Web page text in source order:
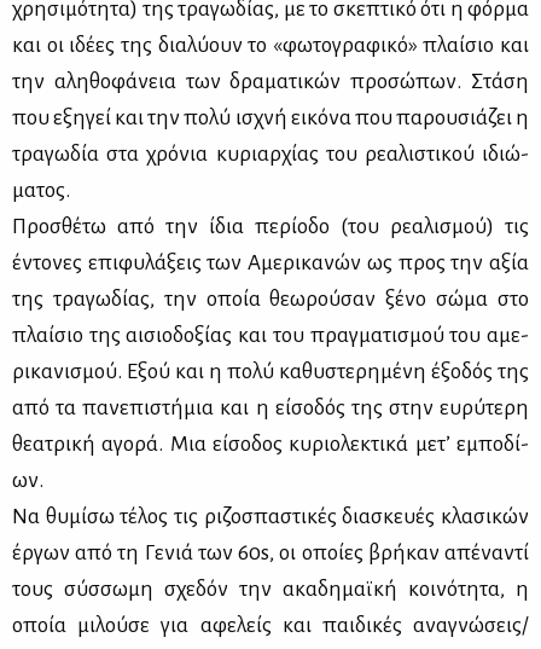
χρη­σι­μό­τη­τα) της τρα­γω­δί­ας, με το σκε­πτι­κό ότι η φόρ­μα
και οι ιδέ­ες της δια­λύ­ουν το «φω­το­γρα­φι­κό» πλαί­σιο και
την αλη­θο­φά­νεια των δρα­μα­τι­κών προ­σώ­πων. Στά­ση
που εξη­γεί και την πο­λύ ισχνή ει­κό­να που πα­ρου­σιά­ζει η
τρα­γω­δία στα χρό­νια κυ­ριαρ­χί­ας του ρε­α­λι­στι­κού ιδιώ­
μα­τος.
Προ­σθέ­τω από την ίδια πε­ρί­ο­δο (του ρε­α­λι­σμού) τις
έντο­νες επι­φυ­λά­ξεις των Αμε­ρι­κα­νών ως προς την αξία
της τρα­γω­δί­ας, την οποία θε­ω­ρού­σαν ξέ­νο σώ­μα στο
πλαί­σιο της αι­σιο­δο­ξί­ας και του πραγ­μα­τι­σμού του αμε­
ρι­κα­νι­σμού. Εξού και η πο­λύ κα­θυ­στε­ρη­μέ­νη έξο­δός της
από τα πα­νε­πι­στή­μια και η εί­σο­δός της στην ευ­ρύ­τε­ρη
θε­α­τρι­κή αγο­ρά. Μια εί­σο­δος κυ­ριο­λε­κτι­κά με­τ’ εμπο­δί­
ων.
Να θυ­μί­σω τέ­λος τις ρι­ζο­σπα­στι­κές δια­σκευ­ές κλα­σι­κών
έρ­γων από τη Γε­νιά των 60s, οι οποί­ες βρή­καν απέ­να­ντί
τους σύσ­σω­μη σχε­δόν την ακα­δη­μαϊ­κή κοι­νό­τη­τα, η
οποία μι­λού­σε για αφε­λείς και παι­δι­κές ανα­γνώ­σεις/